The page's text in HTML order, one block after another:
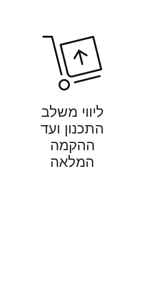
ליווי משלב
התכנון ועד
ההקמה
המלאה